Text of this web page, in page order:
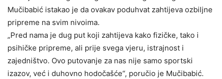
Mučibabić istakao je da ovakav poduhvat zahtijeva ozbiljne
pripreme na svim nivoima.
„Pred nama je dug put koji zahtijeva kako fizičke, tako i
psihičke pripreme, ali prije svega vjeru, istrajnost i
zajedništvo. Ovo putovanje za nas nije samo sportski
izazov, već i duhovno hodočašće“, poručio je Mučibabić.